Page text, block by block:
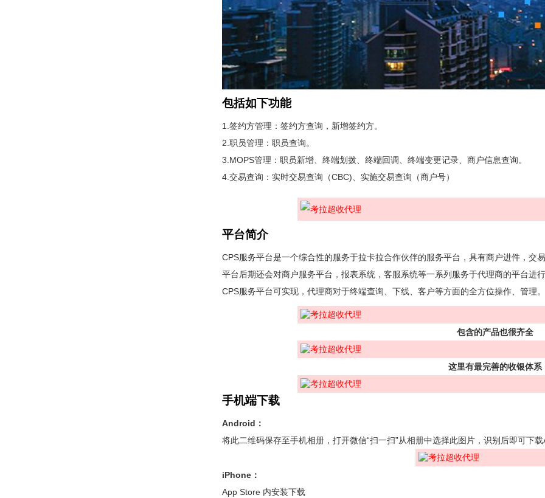
包括如下功能
1.签约方管理：签约方查询，新增签约方。
2.职员管理：职员查询。
3.MOPS管理：职员新增、终端划拨、终端回调、终端变更记录、商户信息查询。
4.交易查询：实时交易查询（CBC)、实施交易查询（商户号）
平台简介
CPS服务平台是一个综合性的服务于拉卡拉合作伙伴的服务平台，具有商户进件，交
平台后期还会对商户服务平台，报表系统，客服系统等一系列服务于代理商的平台进
CPS服务平台可实现，代理商对于终端查询、下线、客户等方面的全方位操作、管理。
包含的产品也很齐全
这里有最完善的收银体系
手机端下载
Android：
将此二维码保存至手机相册，打开微信“扫一扫”从相册中选择此图片，识别后即可下载
iPhone：
App Store 内安装下载